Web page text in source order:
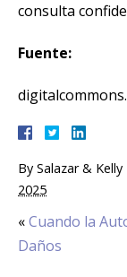
consulta
Fuente:
By Salazar & Kelly
2025
«Cuando la
Daños